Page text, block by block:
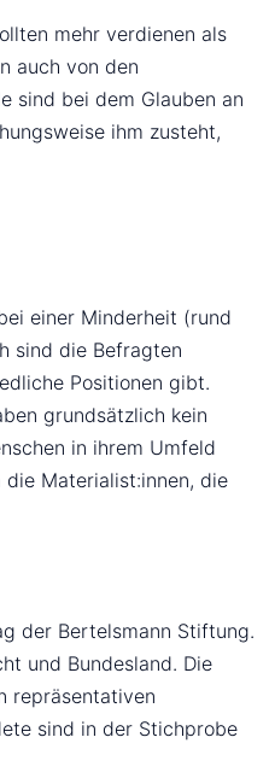
mehr verdienen als
auch von den
sind bei dem Glauben an
ihm zusteht,
einer Minderheit (rund
sind die Befragten
Positionen gibt.
grundsätzlich kein
in ihrem Umfeld
Materialist:innen, die
der Bertelsmann Stiftung.
und Bundesland. Die
repräsentativen
sind in der Stichprobe